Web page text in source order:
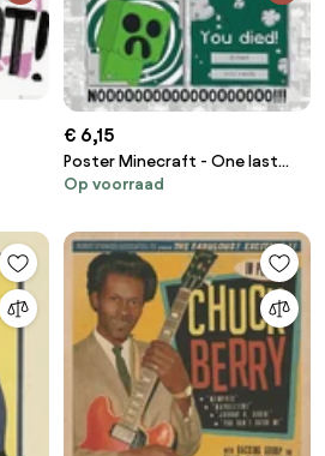
€ 6,15
Poster Minecraft - One last
Diamond
Op voorraad